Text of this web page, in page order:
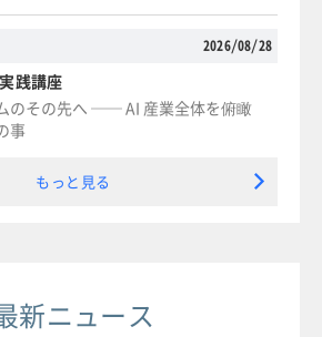
2026/08/28
践講座
のその先へ ── AI 産業全体を俯瞰
事
もっと見る
新ニュース